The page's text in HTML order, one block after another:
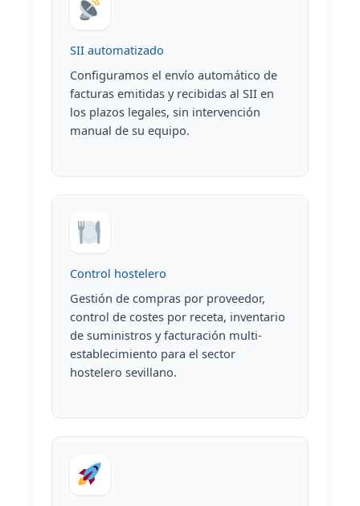
SII automatizado
Configuramos el envío automático de
facturas emitidas y recibidas al SII en
los plazos legales, sin intervención
manual de su equipo.
Control hostelero
Gestión de compras por proveedor,
control de costes por receta, inventario
de suministros y facturación multi-
establecimiento para el sector
hostelero sevillano.